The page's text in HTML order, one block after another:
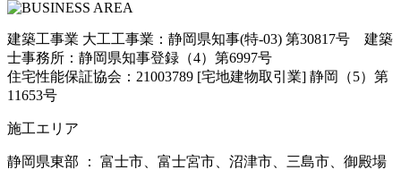
建築工事業 大工工事業：静岡県知事(特-03) 第30817号 建築
士事務所：静岡県知事登録（4）第6997号
住宅性能保証協会：21003789 [宅地建物取引業] 静岡（5）第
11653号
施工エリア
静岡県東部 ： 富士市、富士宮市、沼津市、三島市、御殿場